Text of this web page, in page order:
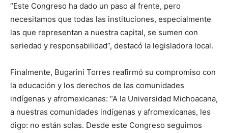
“Este Congreso ha dado un paso al frente, pero
necesitamos que todas las instituciones, especialmente
las que representan a nuestra capital, se sumen con
seriedad y responsabilidad”, destacó la legisladora local.
Finalmente, Bugarini Torres reafirmó su compromiso con
la educación y los derechos de las comunidades
indígenas y afromexicanas: “A la Universidad Michoacana,
a nuestras comunidades indígenas y afromexicanas, les
digo: no están solas. Desde este Congreso seguimos